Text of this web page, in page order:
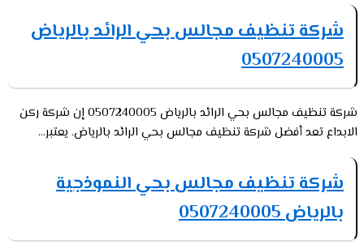
شركة تنظيف مجالس بحي الرائد بالرياض
0507240005
شركة تنظيف مجالس بحي الرائد بالرياض 0507240005 إن شركة ركن
الابداع تعد أفضل شركة تنظيف مجالس بحي الرائد بالرياض. يعتبر...
شركة تنظيف مجالس بحي النموذجية
بالرياض 0507240005